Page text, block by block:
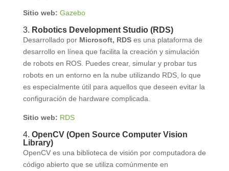
Sitio web: Gazebo
3. Robotics Development Studio (RDS)
Desarrollado por Microsoft, RDSes una plataforma de
desarrollo en línea que facilita la creación y simulación
de robots en ROS. Puedes crear, simular y probar tus
robots en un entorno en la nube utilizando RDS, lo que
es especialmente útil para aquellos que deseen evitar la
configuración de hardware complicada.
Sitio web: RDS
4. OpenCV (Open Source Computer Vision
Library)
OpenCV es una biblioteca de visión por computadora de
código abierto que se utiliza comúnmente en